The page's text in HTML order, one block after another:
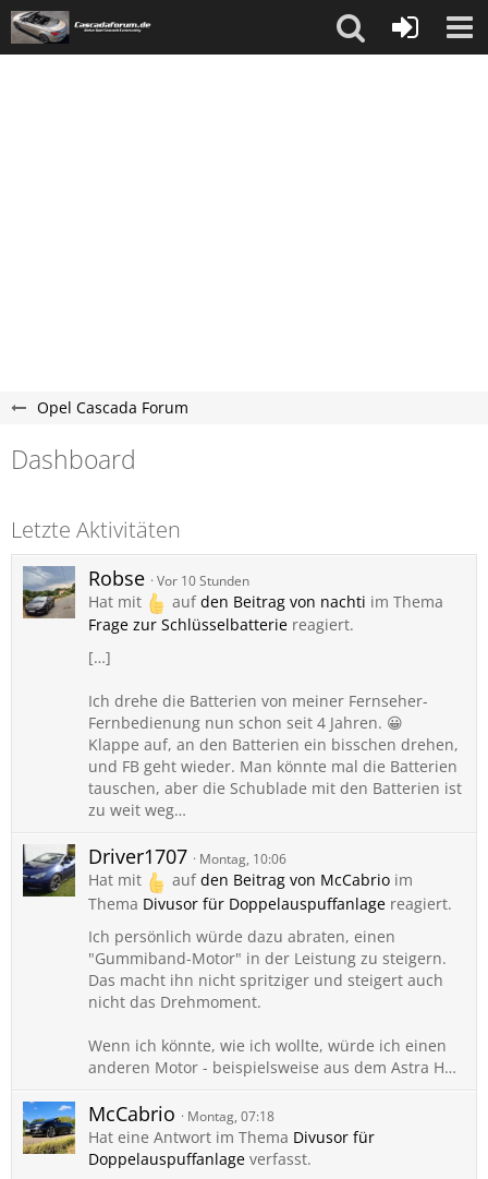
Opel Cascada Forum
Dashboard
Letzte Aktivitäten
Robse Vor 10 Stunden
Hat mit aufden Beitrag von nachti im Thema
Frage zur Schlüsselbatterie reagiert.
[…]
Ich drehe die Batterien von meiner Fernseher-
Fernbedienung nun schon seit 4 Jahren. 😀
Klappe auf, an den Batterien ein bisschen drehen,
und FB geht wieder. Man könnte mal die Batterien
tauschen, aber die Schublade mit den Batterien ist
zu weit weg…
Driver1707 Montag, 10:06
Hat mit aufden Beitrag von McCabrio im
Thema Divusor für Doppelauspuffanlage reagiert.
Ich persönlich würde dazu abraten, einen
"Gummiband-Motor" in der Leistung zu steigern.
Das macht ihn nicht spritziger und steigert auch
nicht das Drehmoment.
Wenn ich könnte, wie ich wollte, würde ich einen
anderen Motor - beispielsweise aus dem Astra H…
McCabrio Montag, 07:18
Hat eine Antwort im Thema Divusor für
Doppelauspuffanlage verfasst.